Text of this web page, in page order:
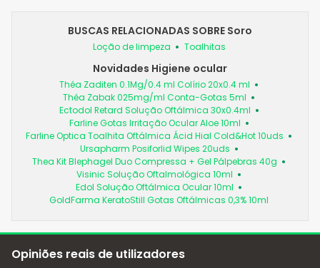
BUSCAS RELACIONADAS SOBRE Soro
Loção de limpeza Toalhitas
Novidades Higiene ocular
Théa Zaditen 0.1Mg/0.4 ml Colírio 20x0.4 ml
Théa Zabak 025mg/ml Conta-Gotas 5ml
Ectodol Retard Solução Oftálmica 30x0.4ml
Farline Gotas Irritação Ocular Aloe 10ml
Farline Optica Toalhita Oftálmica Ácid Hial Cold&Hot 10uds
Ursapharm Posiforlid Wipes 20uds
Thea Kit Blephagel Duo Compressa + Gel Pálpebras 40g
Visinic Solução Oftalmológica 10ml
Edol Solução Oftálmica Ocular 10ml
GoldFarma KeratoStill Gotas Oftálmicas 0,3% 10ml
Opiniões reais de utilizadores